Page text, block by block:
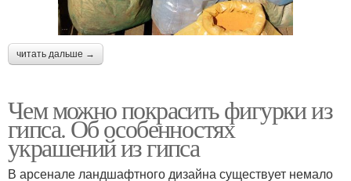
читать дальше →
Чем можно покрасить фигурки из
гипса. Об особенностях
украшений из гипса
В арсенале ландшафтного дизайна существует немало